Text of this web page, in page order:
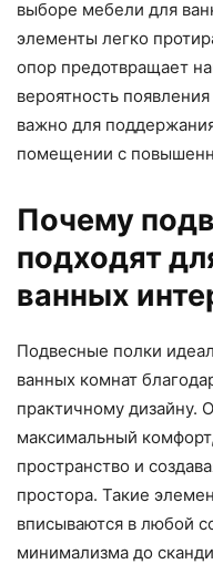
выборе мебели для
элементы легко
опор предотвращает
вероятность
важно для
помещении с
Почему
подходят
ванных
Подвесные полки
ванных комнат
практичному дизайну.
максимальный
пространство и
простора. Такие
вписываются в любой
минимализма до